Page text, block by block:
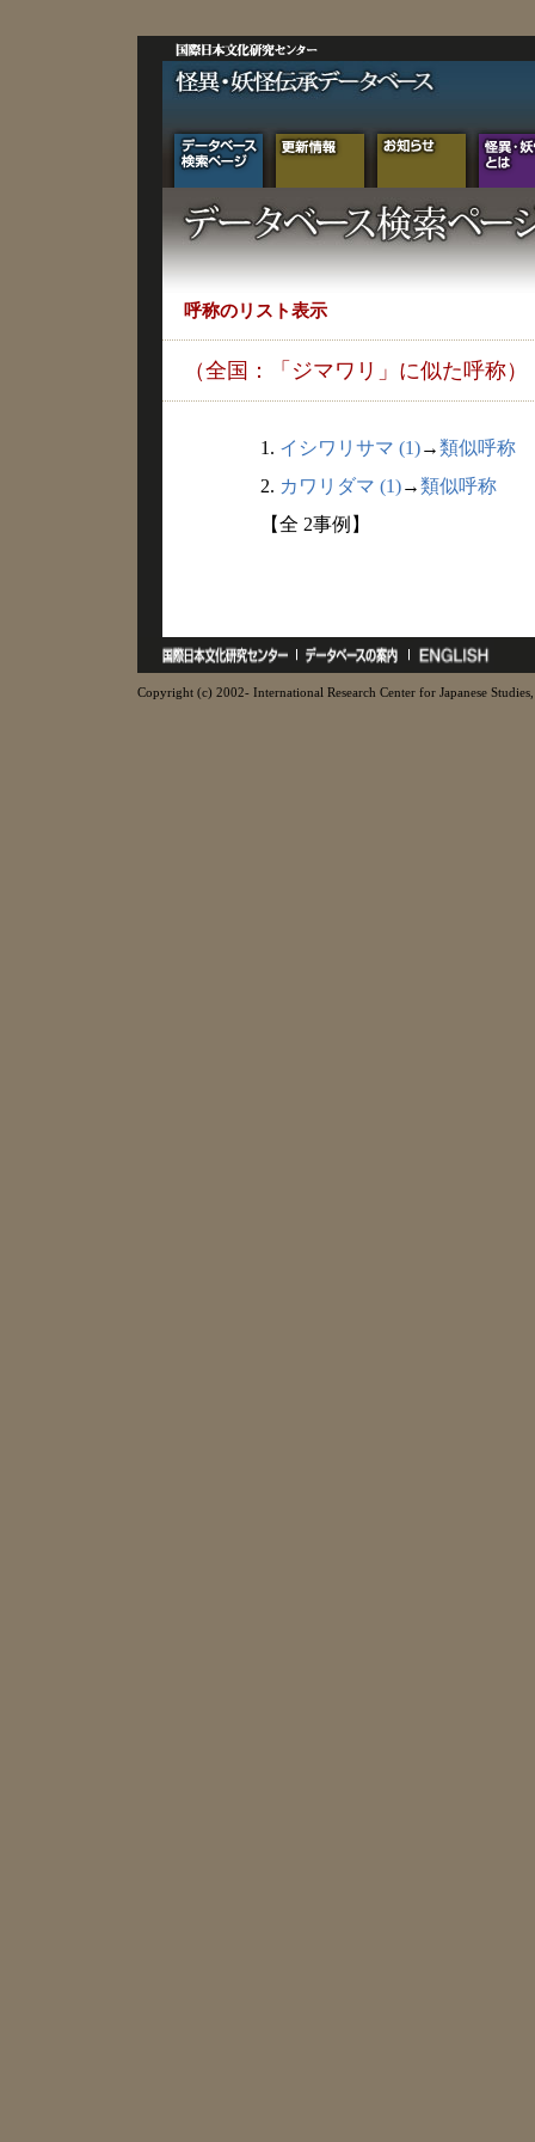
呼称のリスト表示
（全国：「ジマワリ」に似た呼称）
1. イシワリサマ (1)→類似呼称
2. カワリダマ (1)→類似呼称
【全 2事例】
Copyright (c) 2002- International Research Center for Japanese